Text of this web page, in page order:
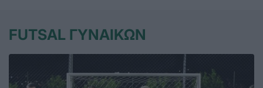
FUTSAL ΓΥΝΑΙΚΩΝ